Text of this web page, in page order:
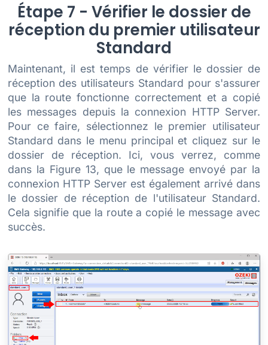
Étape 7 - Vérifier le dossier de
réception du premier utilisateur
Standard
Maintenant, il est temps de vérifier le dossier de
réception des utilisateurs Standard pour s'assurer
que la route fonctionne correctement et a copié
les messages depuis la connexion HTTP Server.
Pour ce faire, sélectionnez le premier utilisateur
Standard dans le menu principal et cliquez sur le
dossier de réception. Ici, vous verrez, comme
dans la Figure 13, que le message envoyé par la
connexion HTTP Server est également arrivé dans
le dossier de réception de l'utilisateur Standard.
Cela signifie que la route a copié le message avec
succès.